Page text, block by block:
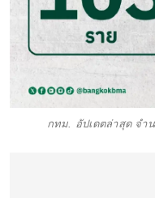
กทม. อัปเดตล่าสุด จำ